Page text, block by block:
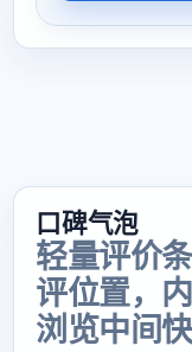
口碑气泡
轻量评价
评位置，
浏览中间